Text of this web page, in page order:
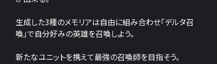
生成した3種のメモリアは自由に組み合わせ「デルタ召
喚」で自分好みの英雄を召喚しよう。
新たなユニットを携えて最強の召喚師を目指そう。